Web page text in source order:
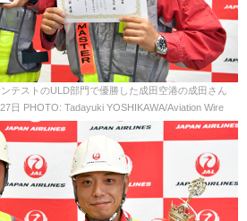
テストのULD部門で優勝した成田空港の成田さん
日 PHOTO: Tadayuki YOSHIKAWA/Aviation Wire